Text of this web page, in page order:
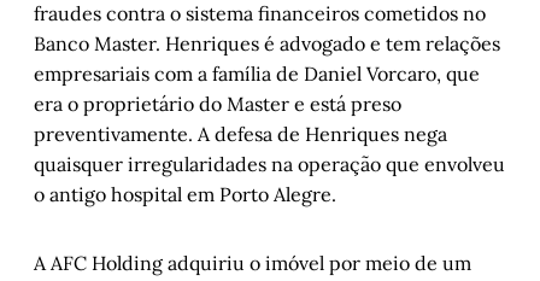
fraudes contra o sistema financeiros cometidos no
Banco Master. Henriques é advogado e tem relações
empresariais com a família de Daniel Vorcaro, que
era o proprietário do Master e está preso
preventivamente. A defesa de Henriques nega
quaisquer irregularidades na operação que envolveu
o antigo hospital em Porto Alegre.
A AFC Holding adquiriu o imóvel por meio de um